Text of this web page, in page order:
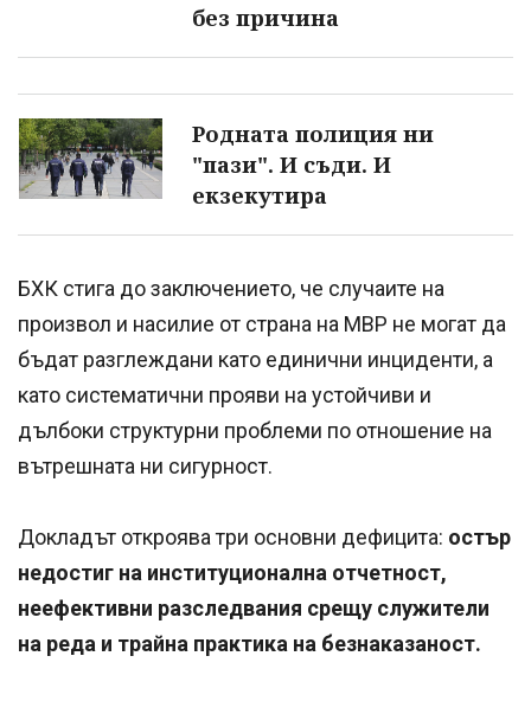
без причина
Родната полиция ни
"пази". И съди. И
екзекутира
БХК стига до заключението, че случаите на
произвол и насилие от страна на МВР не могат да
бъдат разглеждани като единични инциденти, а
като систематични прояви на устойчиви и
дълбоки структурни проблеми по отношение на
вътрешната ни сигурност.
Докладът откроява три основни дефицита: остър
недостиг на институционална отчетност,
неефективни разследвания срещу служители
на реда и трайна практика на безнаказаност.